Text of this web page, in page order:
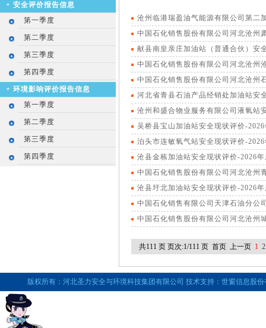
+ 安全评价报告信息
第一季度
第二季度
第三季度
第四季度
+ 环境影响评价报告信息
第一季度
第二季度
第三季度
第四季度
沧州临港瑞盈油气能源有限公司第二
中国石化销售股份有限公司河北沧州
献县南皇亲庄加油站（普通合伙）安
中国石化销售股份有限公司河北沧州
中国石化销售股份有限公司河北沧州
河北省青县石油产品经销处加油站安
沧州和盛合物业服务有限公司液氧站
吴桥县宝山加油站安全现状评价-
泊头市连敏氧气站安全现状评价-
沧县金栋加油站安全现状评价-2026
中国石化销售股份有限公司河北沧州
沧县圩北加油站安全现状评价-2026
中国石化销售有限公司天津石油分公
中国石化销售股份有限公司河北沧州
共111 页 页次:1/111 页 首页 上一页 1 2
版权所有：河北圣力安全与环境科技集团有限公司 技术支持：世窗信息股